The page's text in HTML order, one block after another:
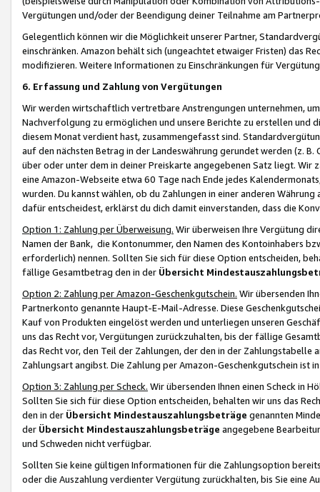
Vergütungen und/oder der Beendigung deiner Teilnahme am
Gelegentlich können wir die Möglichkeit unserer Partner,
einschränken. Amazon behält sich (ungeachtet etwaiger Fristen) das
modifizieren. Weitere Informationen zu Einschränkungen für
6. Erfassung und Zahlung von Vergütungen
Wir werden wirtschaftlich vertretbare Anstrengungen unternehmen,
Nachverfolgung zu ermöglichen und unsere Berichte zu erstellen und
diesem Monat verdient hast, zusammengefasst sind.
auf den nächsten Betrag in der Landeswährung gerundet werden (z.
über oder unter dem in deiner Preiskarte angegebenen Satz liegt.
eine Amazon-Webseite etwa 60 Tage nach Ende jedes
wurden. Du kannst wählen, ob du Zahlungen in einer anderen
dafür entscheidest, erklärst du dich damit einverstanden, dass die
Option 1: Zahlung per Überweisung. Wir überweisen Ihre Vergütung
Namen der Bank, die Kontonummer, den Namen des Kontoinhabers
erforderlich) nennen. Sollten Sie sich für diese Option entscheiden,
fällige Gesamtbetrag den in der Übersicht
Option 2: Zahlung per Amazon-Geschenkgutschein. Wir übersenden
Partnerkonto genannte Haupt-E-Mail-Adresse. Diese
Kauf von Produkten eingelöst werden und unterliegen unseren
uns das Recht vor, Vergütungen zurückzuhalten, bis der fällige
das Recht vor, den Teil der Zahlungen, der den in der
Zahlungsart angibst. Die Zahlung per Amazon-Geschenkgutschein ist
Option 3: Zahlung per Scheck. Wir übersenden Ihnen einen Scheck in
Sollten Sie sich für diese Option entscheiden, behalten wir uns das
den in der Übersicht Mindestauszahlungsbeträge genannten
der Übersicht Mindestauszahlungsbeträge angegebene
und Schweden nicht verfügbar.
Sollten Sie keine gültigen Informationen für die Zahlungsoption
oder die Auszahlung verdienter Vergütung zurückhalten, bis Sie